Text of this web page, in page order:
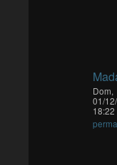
Dom,
01/
18:22